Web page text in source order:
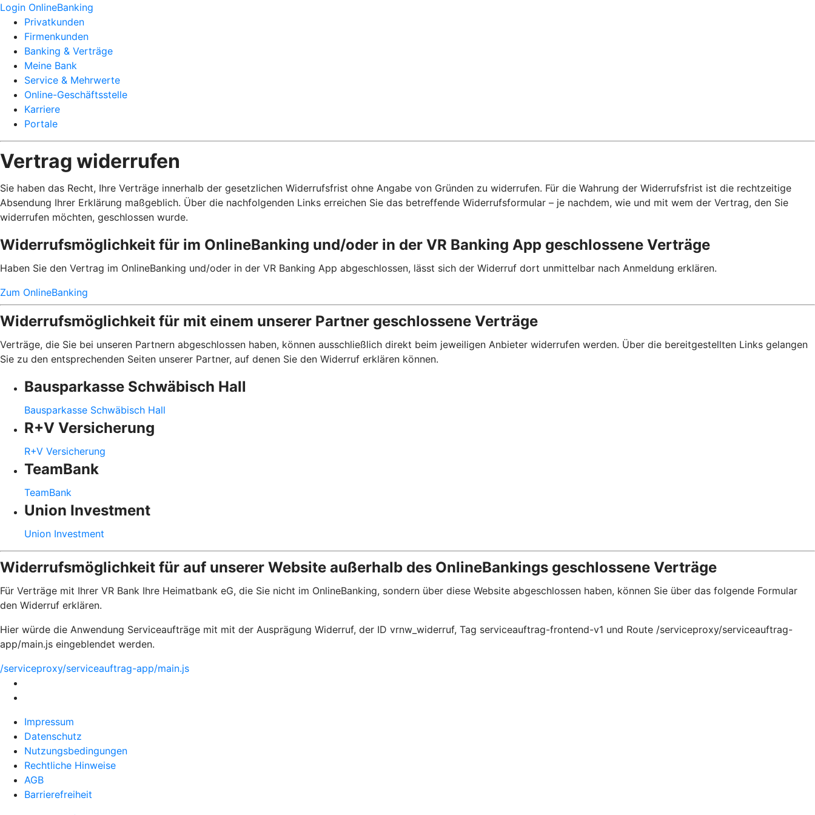
Login OnlineBanking
Privatkunden
Firmenkunden
Banking & Verträge
Meine Bank
Service & Mehrwerte
Online-Geschäftsstelle
Karriere
Portale
Vertrag widerrufen
Sie haben das Recht, Ihre Verträge innerhalb der gesetzlichen Widerrufsfrist ohne Angabe von Gründen zu widerrufen. Für die Wahrung der Widerrufsfrist ist die rechtzeitige
Absendung Ihrer Erklärung maßgeblich. Über die nachfolgenden Links erreichen Sie das betreffende Widerrufsformular – je nachdem, wie und mit wem der Vertrag, den Sie
widerrufen möchten, geschlossen wurde.
Widerrufsmöglichkeit für im OnlineBanking und/oder in der VR Banking App geschlossene Verträge
Haben Sie den Vertrag im OnlineBanking und/oder in der VR Banking App abgeschlossen, lässt sich der Widerruf dort unmittelbar nach Anmeldung erklären.
Zum OnlineBanking
Widerrufsmöglichkeit für mit einem unserer Partner geschlossene Verträge
Verträge, die Sie bei unseren Partnern abgeschlossen haben, können ausschließlich direkt beim jeweiligen Anbieter widerrufen werden. Über die bereitgestellten Links gelangen
Sie zu den entsprechenden Seiten unserer Partner, auf denen Sie den Widerruf erklären können.
Bausparkasse Schwäbisch Hall
Bausparkasse Schwäbisch Hall
R+V Versicherung
R+V Versicherung
TeamBank
TeamBank
Union Investment
Union Investment
Widerrufsmöglichkeit für auf unserer Website außerhalb des OnlineBankings geschlossene Verträge
Für Verträge mit Ihrer VR Bank Ihre Heimatbank eG, die Sie nicht im OnlineBanking, sondern über diese Website abgeschlossen haben, können Sie über das folgende Formular
den Widerruf erklären.
Hier würde die Anwendung Serviceaufträge mit mit der Ausprägung Widerruf, der ID vrnw_widerruf, Tag serviceauftrag-frontend-v1 und Route /serviceproxy/serviceauftrag-
app/main.js eingeblendet werden.
/serviceproxy/serviceauftrag-app/main.js
Impressum
Datenschutz
Nutzungsbedingungen
Rechtliche Hinweise
AGB
Barrierefreiheit